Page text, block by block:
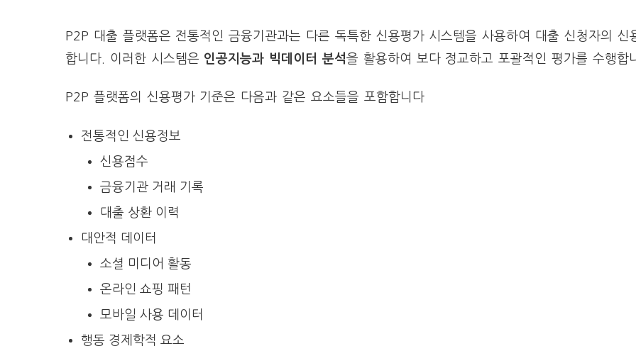
P2P 대출 플랫폼은 전통적인 금융기관과는 다른 독특한 신용평가 시스템을 사용하여 대출 신청자의 신
합니다. 이러한 시스템은 인공지능과 빅데이터 분석을 활용하여 보다 정교하고 포괄적인 평가를 수행합
P2P 플랫폼의 신용평가 기준은 다음과 같은 요소들을 포함합니다
전통적인 신용정보
신용점수
금융기관 거래 기록
대출 상환 이력
대안적 데이터
소셜 미디어 활동
온라인 쇼핑 패턴
모바일 사용 데이터
행동 경제학적 요소